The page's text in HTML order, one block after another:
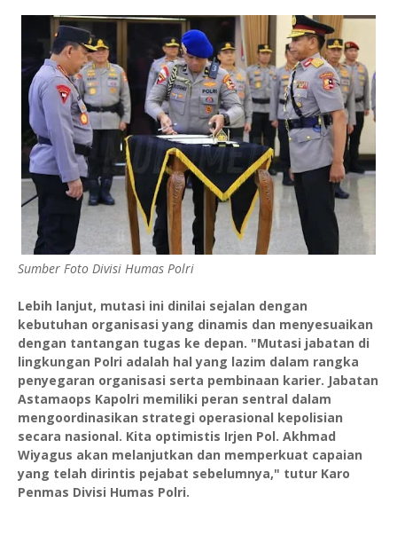
Sumber Foto Divisi Humas Polri
Lebih lanjut, mutasi ini dinilai sejalan dengan
kebutuhan organisasi yang dinamis dan menyesuaikan
dengan tantangan tugas ke depan. "Mutasi jabatan di
lingkungan Polri adalah hal yang lazim dalam rangka
penyegaran organisasi serta pembinaan karier. Jabatan
Astamaops Kapolri memiliki peran sentral dalam
mengoordinasikan strategi operasional kepolisian
secara nasional. Kita optimistis Irjen Pol. Akhmad
Wiyagus akan melanjutkan dan memperkuat capaian
yang telah dirintis pejabat sebelumnya," tutur Karo
Penmas Divisi Humas Polri.